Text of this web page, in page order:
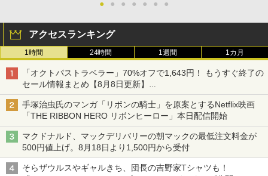
● ● ● ● ● ● ●
アクセスランキング
1時間 24時間 1週間 1カ月
「オクトパストラベラー」70%オフで1,643円！ もうすぐ終了の
セール情報まとめ【8月8日更新】
ニンテンドーeショップでは「大神 絶景版」が67%オフで990円
手塚治虫氏のマンガ「リボンの騎士」を原案とするNetflix映画
「THE RIBBON HERO リボンヒーロー」本日配信開始
マクドナルド、マックデリバリーの朝マックの最低注文料金が
500円値上げ。8月18日より1,500円から受付
そらザウルスやギャルきち、団長の吉野家Tシャツも！